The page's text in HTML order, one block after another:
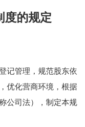
度的规定
记管理，规范股东依
优化营商环境，根据
公司法），制定本规